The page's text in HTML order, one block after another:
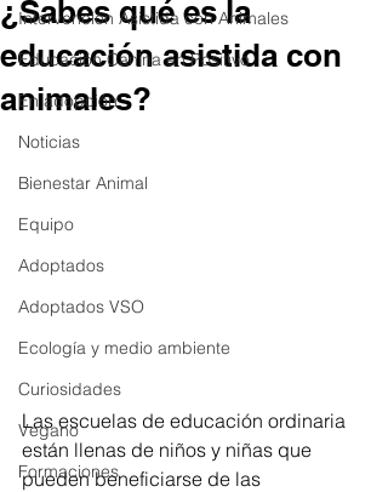
Intervención Asistida con Animales
Educación Canina en Positivo
En adopción
Noticias
Bienestar Animal
Equipo
Adoptados
Adoptados VSO
Ecología y medio ambiente
Curiosidades
Vegano
Formaciones
¿Sabes qué es la
educación asistida con
animales?
Las escuelas de educación ordinaria
están llenas de niños y niñas que
pueden beneficiarse de las